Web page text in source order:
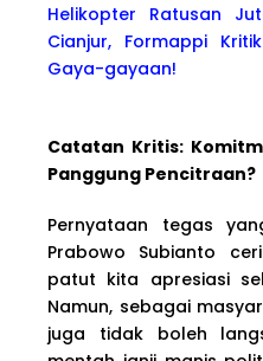
Helikopter Ratusan
Cianjur, Formappi
Gaya-gayaan!
Catatan Kritis:
Panggung Pencitraan?
Pernyataan tegas
Prabowo Subianto
patut kita apresiasi
Namun, sebagai
juga tidak boleh